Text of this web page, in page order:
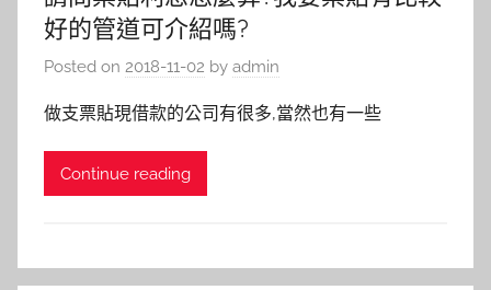
好的管道可介紹嗎?
Posted on 2018-11-02 by admin
做支票貼現借款的公司有很多,當然也有一些
Continue reading